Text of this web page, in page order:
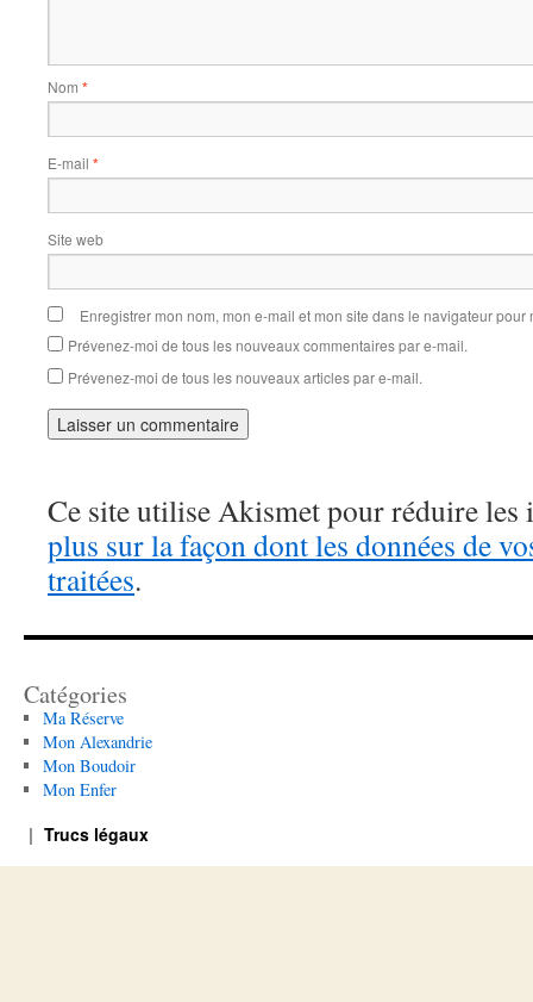
Nom *
E-mail *
Site web
Enregistrer mon nom, mon e-mail et mon site dans le navigateur
Prévenez-moi de tous les nouveaux commentaires par e-mail.
Prévenez-moi de tous les nouveaux articles par e-mail.
Ce site utilise Akismet pour réduire les
plus sur la façon dont les données de
traitées.
Catégories
Ma Réserve
Mon Alexandrie
Mon Boudoir
Mon Enfer
Trucs légaux